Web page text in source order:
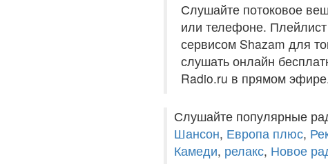
Слушайте потоковое
или телефоне. Плейлист
сервисом Shazam для
слушать онлайн
Radio.ru в прямом
Слушайте популярные
Шансон, Европа плюс,
Камеди, релакс, Новое